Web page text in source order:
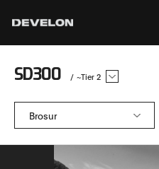
SD300 / ~Tier 2
Brosur